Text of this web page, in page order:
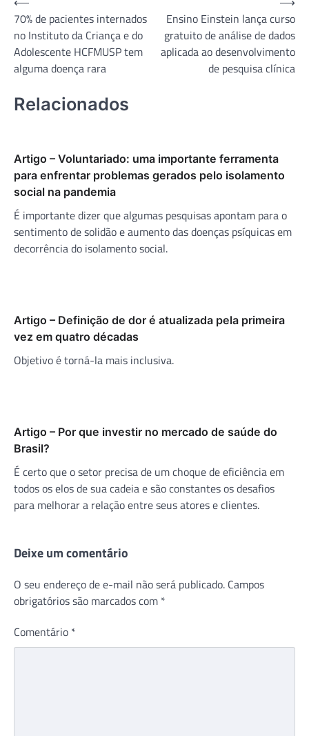
de
Post
70% de pacientes internados
no Instituto da Criança e do
Adolescente HCFMUSP tem
alguma doença rara
Ensino Einstein lança curso
gratuito de análise de dados
aplicada ao desenvolvimento
de pesquisa clínica
Relacionados
Artigo – Voluntariado: uma importante ferramenta
para enfrentar problemas gerados pelo isolamento
social na pandemia
É importante dizer que algumas pesquisas apontam para o
sentimento de solidão e aumento das doenças psíquicas em
decorrência do isolamento social.
Artigo – Definição de dor é atualizada pela primeira
vez em quatro décadas
Objetivo é torná-la mais inclusiva.
Artigo – Por que investir no mercado de saúde do
Brasil?
É certo que o setor precisa de um choque de eficiência em
todos os elos de sua cadeia e são constantes os desafios
para melhorar a relação entre seus atores e clientes.
Deixe um comentário
O seu endereço de e-mail não será publicado. Campos
obrigatórios são marcados com *
Comentário *